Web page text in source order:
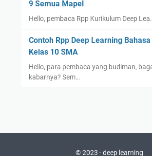
9 Semua Mapel
Hello, pembaca Rpp Kurikulum Deep
Contoh Rpp Deep Learning
Kelas 10 SMA
Hello, para pembaca yang budiman,
kabarnya? Sem…
© 2023 -deep learning